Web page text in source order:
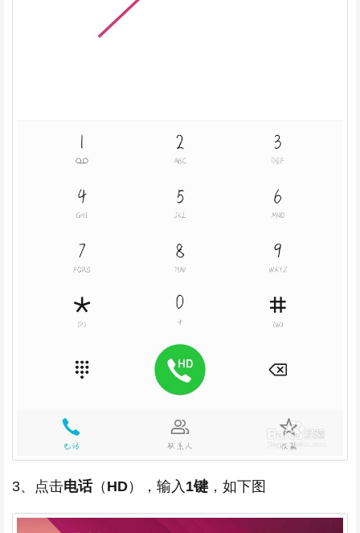
3、点击电话（ HD），输入 1键，如下图